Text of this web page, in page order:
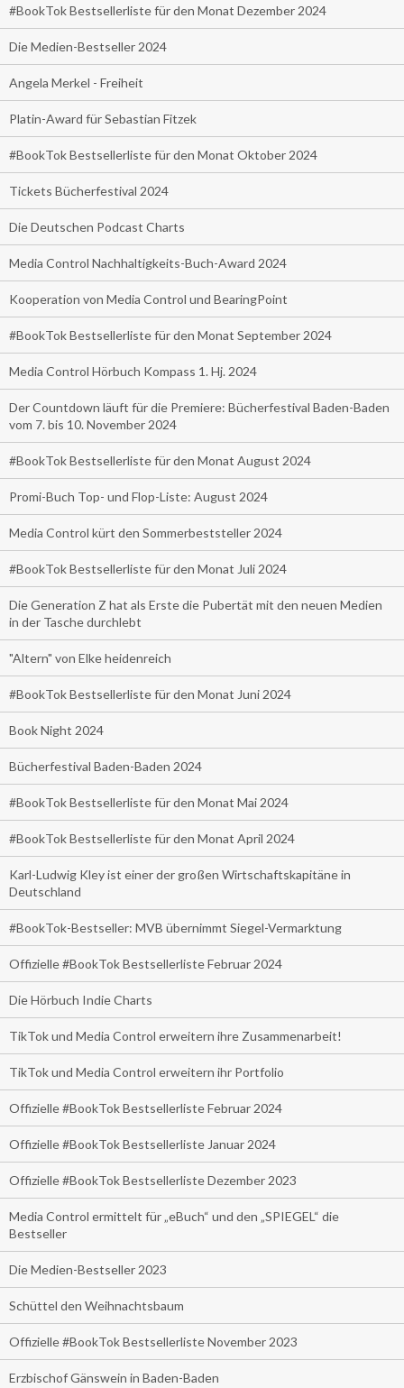
#BookTok Bestsellerliste für den Monat Dezember 2024
Die Medien-Bestseller 2024
Angela Merkel - Freiheit
Platin-Award für Sebastian Fitzek
#BookTok Bestsellerliste für den Monat Oktober 2024
Tickets Bücherfestival 2024
Die Deutschen Podcast Charts
Media Control Nachhaltigkeits-Buch-Award 2024
Kooperation von Media Control und BearingPoint
#BookTok Bestsellerliste für den Monat September 2024
Media Control Hörbuch Kompass 1. Hj. 2024
Der Countdown läuft für die Premiere: Bücherfestival Baden-Baden
vom 7. bis 10. November 2024
#BookTok Bestsellerliste für den Monat August 2024
Promi-Buch Top- und Flop-Liste: August 2024
Media Control kürt den Sommerbeststeller 2024
#BookTok Bestsellerliste für den Monat Juli 2024
Die Generation Z hat als Erste die Pubertät mit den neuen Medien
in der Tasche durchlebt
"Altern" von Elke heidenreich
#BookTok Bestsellerliste für den Monat Juni 2024
Book Night 2024
Bücherfestival Baden-Baden 2024
#BookTok Bestsellerliste für den Monat Mai 2024
#BookTok Bestsellerliste für den Monat April 2024
Karl-Ludwig Kley ist einer der großen Wirtschaftskapitäne in
Deutschland
#BookTok-Bestseller: MVB übernimmt Siegel-Vermarktung
Offizielle #BookTok Bestsellerliste Februar 2024
Die Hörbuch Indie Charts
TikTok und Media Control erweitern ihre Zusammenarbeit!
TikTok und Media Control erweitern ihr Portfolio
Offizielle #BookTok Bestsellerliste Februar 2024
Offizielle #BookTok Bestsellerliste Januar 2024
Offizielle #BookTok Bestsellerliste Dezember 2023
Media Control ermittelt für „eBuch“ und den „SPIEGEL“ die
Bestseller
Die Medien-Bestseller 2023
Schüttel den Weihnachtsbaum
Offizielle #BookTok Bestsellerliste November 2023
Erzbischof Gänswein in Baden-Baden